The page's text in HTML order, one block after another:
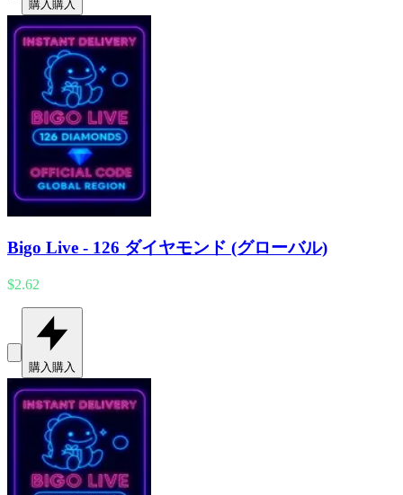
購入 購入
Bigo Live - 126 ダイヤモンド (グローバル)
$2.62
購入 購入